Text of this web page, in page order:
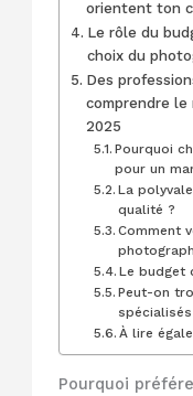
orientent ton
Le rôle du
choix du
Des
comprendre le
2025
Pourquoi
pour un
La
qualité ?
Comment
Le budget
Peut-on
À lire
Pourquoi